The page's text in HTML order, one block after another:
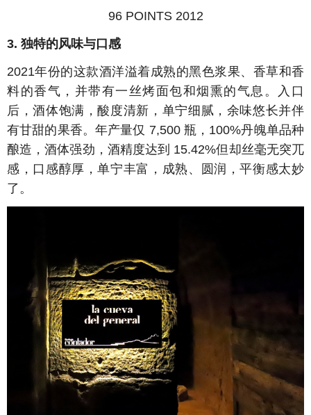
96 POINTS 2012
3. 独特的风味与口感
2021年份的这款酒洋溢着成熟的黑色浆果、香草和香
料的香气，并带有一丝烤面包和烟熏的气息。入口
后，酒体饱满，酸度清新，单宁细腻，余味悠长并伴
有甘甜的果香。年产量仅 7,500 瓶，100%丹魄单品种
酿造，酒体强劲，酒精度达到 15.42%但却丝毫无突兀
感，口感醇厚，单宁丰富，成熟、圆润，平衡感太妙
了。